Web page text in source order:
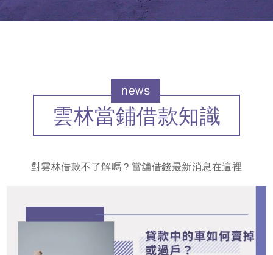
雲林當鋪借款知識
news
對雲林借款不了解嗎？當舖借錢最新消息在這裡